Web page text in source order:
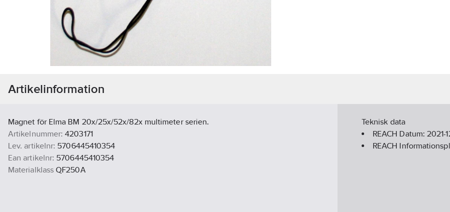
Artikelinformation
Magnet för Elma BM 20x/25x/52x/82x multimeter serien.
Artikelnummer: 4203171
Lev. artikelnr: 5706445410354
Ean artikelnr: 5706445410354
Materialklass QF250A
Teknisk data
REACH Datum:2021-
REACH